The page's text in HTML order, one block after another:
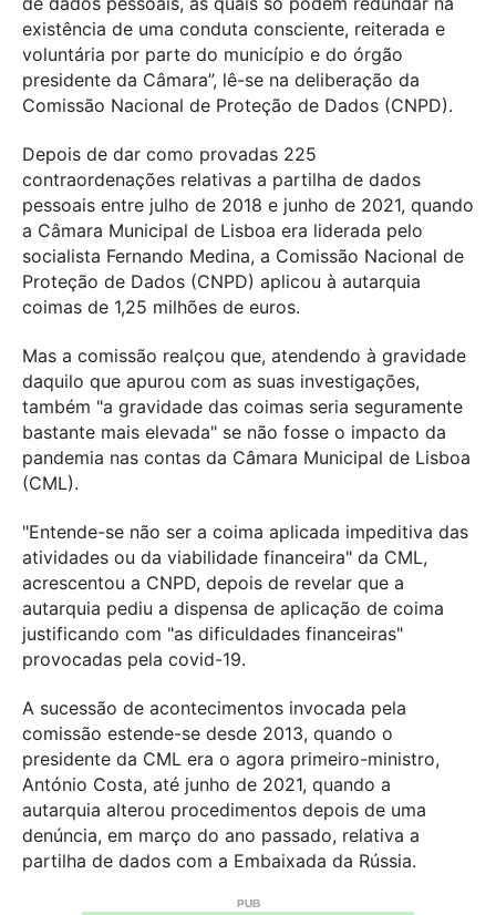
existência de uma conduta consciente, reiterada e
voluntária por parte do município e do órgão
presidente da Câmara”, lê-se na deliberação da
Comissão Nacional de Proteção de Dados (CNPD).
Depois de dar como provadas 225
contraordenações relativas a partilha de dados
pessoais entre julho de 2018 e junho de 2021, quando
a Câmara Municipal de Lisboa era liderada pelo
socialista Fernando Medina, a Comissão Nacional de
Proteção de Dados (CNPD) aplicou à autarquia
coimas de 1,25 milhões de euros.
Mas a comissão realçou que, atendendo à gravidade
daquilo que apurou com as suas investigações,
também "a gravidade das coimas seria seguramente
bastante mais elevada" se não fosse o impacto da
pandemia nas contas da Câmara Municipal de Lisboa
(CML).
"Entende-se não ser a coima aplicada impeditiva das
atividades ou da viabilidade financeira" da CML,
acrescentou a CNPD, depois de revelar que a
autarquia pediu a dispensa de aplicação de coima
justificando com "as dificuldades financeiras"
provocadas pela covid-19.
A sucessão de acontecimentos invocada pela
comissão estende-se desde 2013, quando o
presidente da CML era o agora primeiro-ministro,
António Costa, até junho de 2021, quando a
autarquia alterou procedimentos depois de uma
denúncia, em março do ano passado, relativa a
partilha de dados com a Embaixada da Rússia.